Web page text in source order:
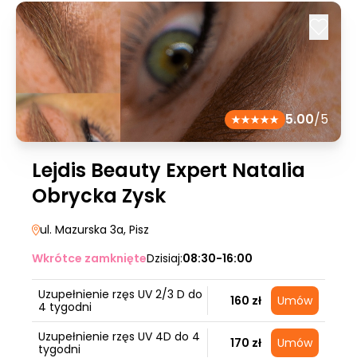
5.00/5
Lejdis Beauty Expert Natalia
Obrycka Zysk
ul. Mazurska 3a, Pisz
Wkrótce zamknięteDzisiaj:08:30-16:00
Uzupełnienie rzęs UV 2/3 D do
4 tygodni
160 zł Umów
Uzupełnienie rzęs UV 4D do 4
tygodni
170 zł Umów